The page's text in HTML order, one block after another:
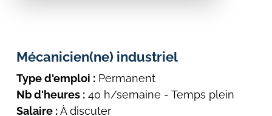
Mécanicien(ne) industriel
Type d'emploi : Permanent
Nb d'heures : 40 h/semaine - Temps plein
Salaire :À discuter